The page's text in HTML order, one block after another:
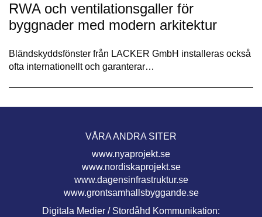
RWA och ventilationsgaller för
byggnader med modern arkitektur
Bländskyddsfönster från LACKER GmbH installeras också
ofta internationellt och garanterar…
VÅRA ANDRA SITER
www.nyaprojekt.se
www.nordiskaprojekt.se
www.dagensinfrastruktur.se
www.grontsamhallsbyggande.se
Digitala Medier / Stordåhd Kommunikation: